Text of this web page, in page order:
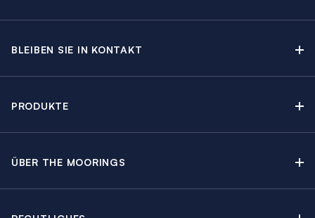
BLEIBEN SIE IN KONTAKT
The Moorings Revierführer
PRODUKTE
ÜBER THE MOORINGS